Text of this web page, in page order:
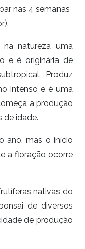
nas 4 semanas
na natureza uma
e é originária de
Produz
intenso e é uma
a produção
de idade.
ano, mas o início
a floração ocorre
nativas do
de diversos
de produção